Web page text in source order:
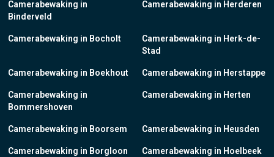
Camerabewaking in
Binderveld
Camerabewaking in Bocholt
Camerabewaking in Boekhout
Camerabewaking in
Bommershoven
Camerabewaking in Boorsem
Camerabewaking in Borgloon
Camerabewaking in Herderen
Camerabewaking in Herk-de-
Stad
Camerabewaking in Herstappe
Camerabewaking in Herten
Camerabewaking in Heusden
Camerabewaking in Hoelbeek